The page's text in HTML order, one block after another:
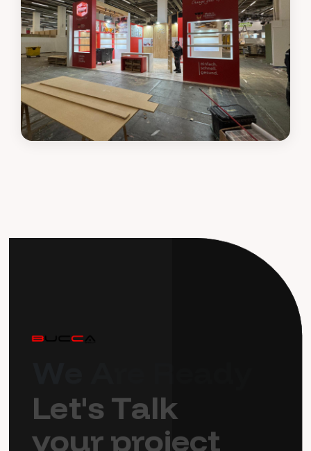
Let's Talk
your project